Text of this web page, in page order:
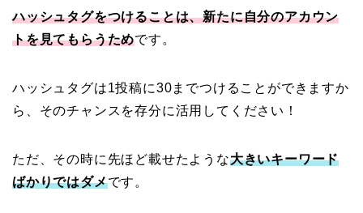
ハッシュタグをつけることは、新たに自分のアカウン
トを見てもらうためです。
ハッシュタグは1投稿に30までつけることができますか
ら、そのチャンスを存分に活用してください！
ただ、その時に先ほど載せたような大きいキーワード
ばかりではダメです。